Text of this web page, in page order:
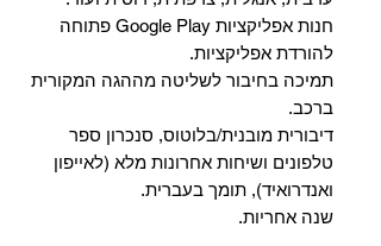
‏חנות אפליקציות Google Play פתוחה
להורדת אפליקציות.
‏תמיכה בחיבור לשליטה מההגה המקורית
ברכב.
‏דיבורית מובנית/בלוטוס, ‏סנכרון ספר
טלפונים ושיחות אחרונות מלא (לאייפון
ואנדרואיד), תומך בעברית.
שנה אחריות.